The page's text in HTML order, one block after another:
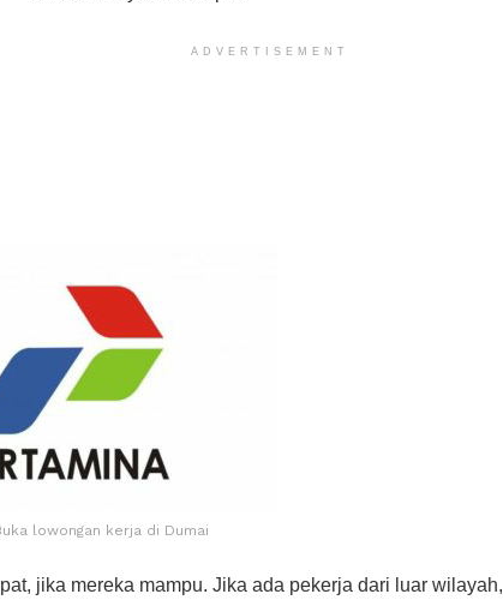
ADVERTISEMENT
lowongan kerja di Dumai
jika mereka mampu. Jika ada pekerja dari luar wilayah,